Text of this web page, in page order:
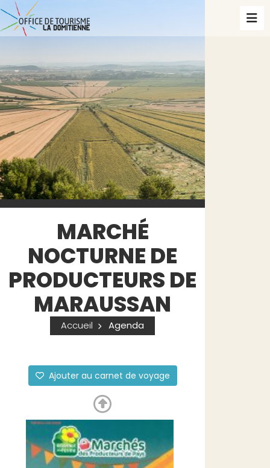
MARCHÉ
NOCTURNE DE
PRODUCTEURS DE
MARAUSSAN
Accueil Agenda
Ajouter au carnet de voyage